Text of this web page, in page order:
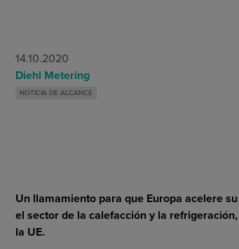
Condiciones Generales
14.10.2020
Diehl Metering
NOTICIA DE ALCANCE
Un llamamiento para que Europa acelere
el sector de la calefacción y la
la UE.